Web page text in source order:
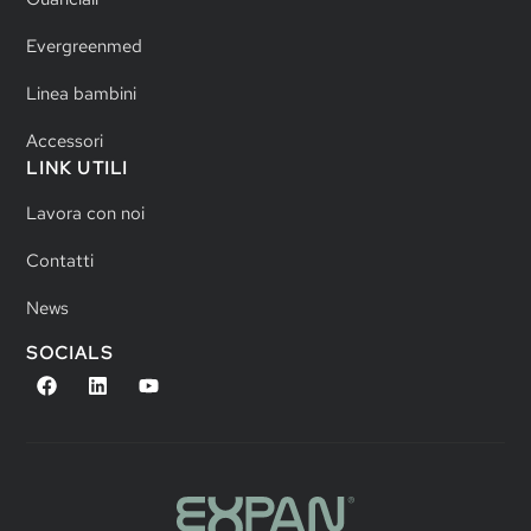
Evergreenmed
Linea bambini
Accessori
LINK UTILI
Lavora con noi
Contatti
News
SOCIALS